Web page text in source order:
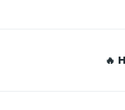
🔥